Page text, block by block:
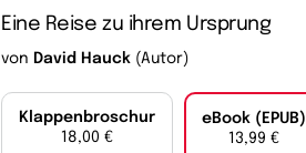
Eine Reise zu ihrem Ursprung
von David Hauck (Autor)
Klappenbroschur
18,00 €
eBook (EPUB)
13,99 €